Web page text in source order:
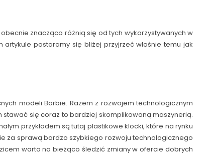
znacząco różnią się od tych wykorzystywanych w
postaramy się bliżej przyjrzeć właśnie temu jak
modeli Barbie. Razem z rozwojem technologicznym
się coraz to bardziej skomplikowaną maszynerią.
przykładem są tutaj plastikowe klocki, które na rynku
za sprawą bardzo szybkiego rozwoju technologicznego
warto na bieżąco śledzić zmiany w ofercie dobrych